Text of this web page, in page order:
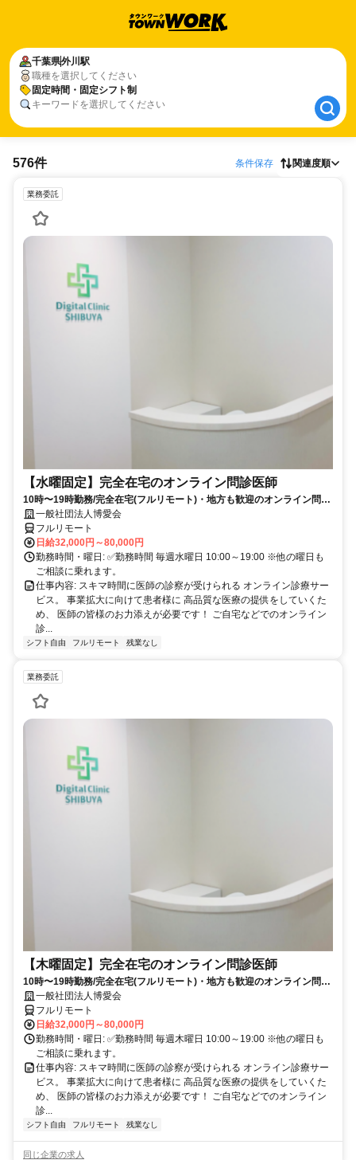
千葉県外川駅
職種を選択してください
固定時間・固定シフト制
キーワードを選択してください
千葉県外川駅
固定時間・固定シフト制
576件 条件保存 関連度順
業務委託
【水曜固定】完全在宅のオンライン問診医師
10時〜19時勤務/完全在宅(フルリモート)・地方も歓迎のオンライン問診
業務一般社団法人博愛会
フルリモート
日給32,000円～80,000円
勤務時間・曜日: ✅勤務時間 毎週水曜日 10:00～19:00 ※他の曜日も
ご相談に乗れます。
仕事内容: スキマ時間に医師の診察が受けられる オンライン診療サー
ビス。 事業拡大に向けて患者様に 高品質な医療の提供をしていくた
め、 医師の皆様のお力添えが必要です！ ご自宅などでのオンライン
診...
シフト自由 フルリモート 残業なし
業務委託
【木曜固定】完全在宅のオンライン問診医師
10時〜19時勤務/完全在宅(フルリモート)・地方も歓迎のオンライン問診
業務一般社団法人博愛会
フルリモート
日給32,000円～80,000円
勤務時間・曜日: ✅勤務時間 毎週木曜日 10:00～19:00 ※他の曜日も
ご相談に乗れます。
仕事内容: スキマ時間に医師の診察が受けられる オンライン診療サー
ビス。 事業拡大に向けて患者様に 高品質な医療の提供をしていくた
め、 医師の皆様のお力添えが必要です！ ご自宅などでのオンライン
診...
シフト自由 フルリモート 残業なし
同じ企業の求人